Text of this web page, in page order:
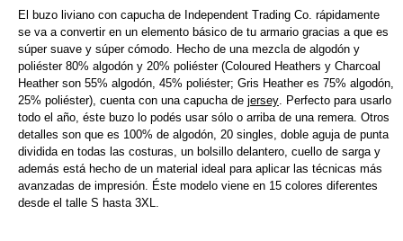
El buzo liviano con capucha de Independent Trading Co. rápidamente
se va a convertir en un elemento básico de tu armario gracias a que es
súper suave y súper cómodo. Hecho de una mezcla de algodón y
poliéster 80% algodón y 20% poliéster (Coloured Heathers y Charcoal
Heather son 55% algodón, 45% poliéster; Gris Heather es 75% algodón,
25% poliéster), cuenta con una capucha de jersey. Perfecto para usarlo
todo el año, éste buzo lo podés usar sólo o arriba de una remera. Otros
detalles son que es 100% de algodón, 20 singles, doble aguja de punta
dividida en todas las costuras, un bolsillo delantero, cuello de sarga y
además está hecho de un material ideal para aplicar las técnicas más
avanzadas de impresión. Éste modelo viene en 15 colores diferentes
desde el talle S hasta 3XL.